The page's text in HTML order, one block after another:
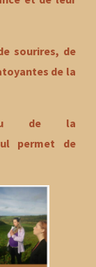
sourires, de
de la
de la
permet de